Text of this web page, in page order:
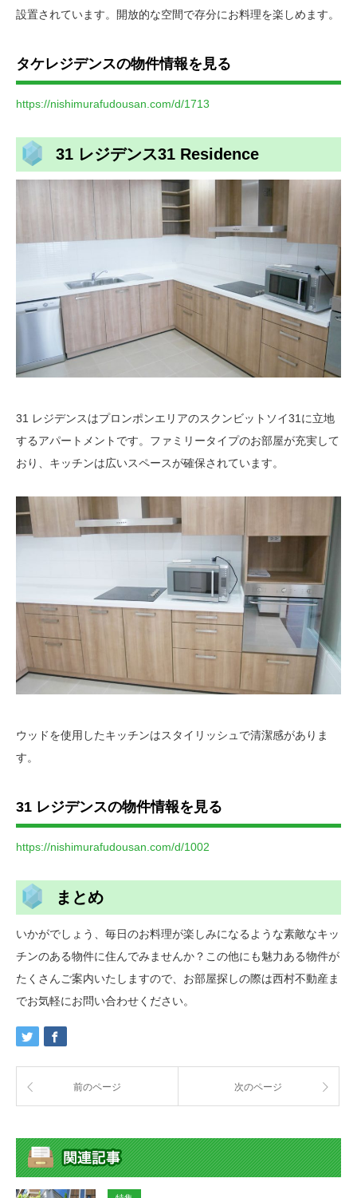
設置されています。開放的な空間で存分にお料理を楽しめます。
タケレジデンスの物件情報を見る
https://nishimurafudousan.com/d/1713
31 レジデンス31 Residence
31 レジデンスはプロンポンエリアのスクンビットソイ31に立地
するアパートメントです。ファミリータイプのお部屋が充実して
おり、キッチンは広いスペースが確保されています。
ウッドを使用したキッチンはスタイリッシュで清潔感がありま
す。
31 レジデンスの物件情報を見る
https://nishimurafudousan.com/d/1002
まとめ
いかがでしょう、毎日のお料理が楽しみになるような素敵なキッ
チンのある物件に住んでみませんか？この他にも魅力ある物件が
たくさんご案内いたしますので、お部屋探しの際は西村不動産ま
でお気軽にお問い合わせください。
前のページ 次のページ